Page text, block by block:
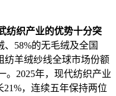
纺织产业的优势十分突
58%的无毛绒及全国
纺羊绒纱线全球市场份额
。2025年，现代纺织产业
，连续五年保持两位